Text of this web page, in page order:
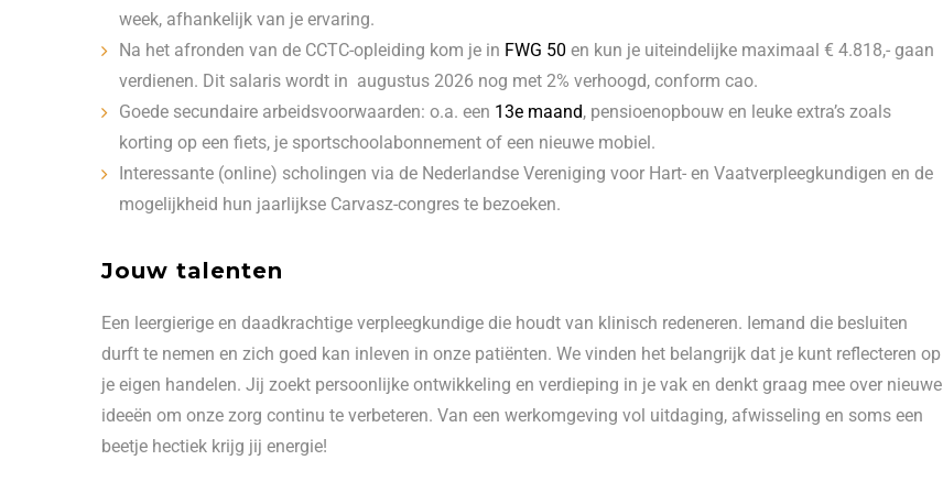
week, afhankelijk van je ervaring.
Na het afronden van de CCTC-opleiding kom je in FWG 50 en kun je uiteindelijke maximaal € 4.818,- gaan
verdienen. Dit salaris wordt in augustus 2026 nog met 2% verhoogd, conform cao.
Goede secundaire arbeidsvoorwaarden: o.a. een 13e maand, pensioenopbouw en leuke extra’s zoals
korting op een fiets, je sportschoolabonnement of een nieuwe mobiel.
Interessante (online) scholingen via de Nederlandse Vereniging voor Hart- en Vaatverpleegkundigen en de
mogelijkheid hun jaarlijkse Carvasz-congres te bezoeken.
Jouw talenten
Een leergierige en daadkrachtige verpleegkundige die houdt van klinisch redeneren. Iemand die besluiten
durft te nemen en zich goed kan inleven in onze patiënten. We vinden het belangrijk dat je kunt reflecteren op
je eigen handelen. Jij zoekt persoonlijke ontwikkeling en verdieping in je vak en denkt graag mee over nieuwe
ideeën om onze zorg continu te verbeteren. Van een werkomgeving vol uitdaging, afwisseling en soms een
beetje hectiek krijg jij energie!